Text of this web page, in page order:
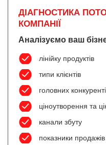
ДІАГНОСТИКА
КОМПАНІЇ
Аналізуємо ваш
лінійку продуктів
типи клієнтів
головних
ціноутворення та
канали збуту
показники продажів